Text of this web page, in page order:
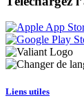
Liens utiles